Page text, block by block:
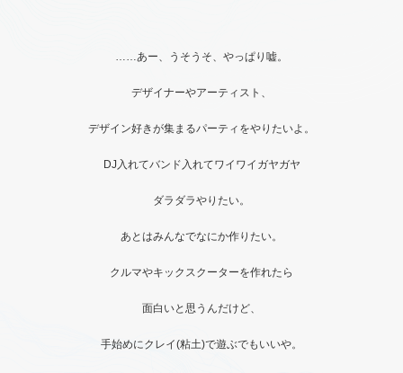
……あー、うそうそ、やっぱり嘘。
デザイナーやアーティスト、
デザイン好きが集まるパーティをやりたいよ。
DJ入れてバンド入れてワイワイガヤガヤ
ダラダラやりたい。
あとはみんなでなにか作りたい。
クルマやキックスクーターを作れたら
面白いと思うんだけど、
手始めにクレイ(粘土)で遊ぶでもいいや。